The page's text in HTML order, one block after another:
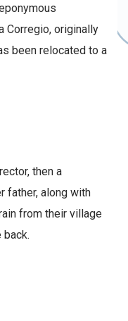
Corregio, originally
been relocated to a
then a
father, along with
from their village
back.